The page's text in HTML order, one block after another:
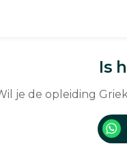
Is
je de opleiding